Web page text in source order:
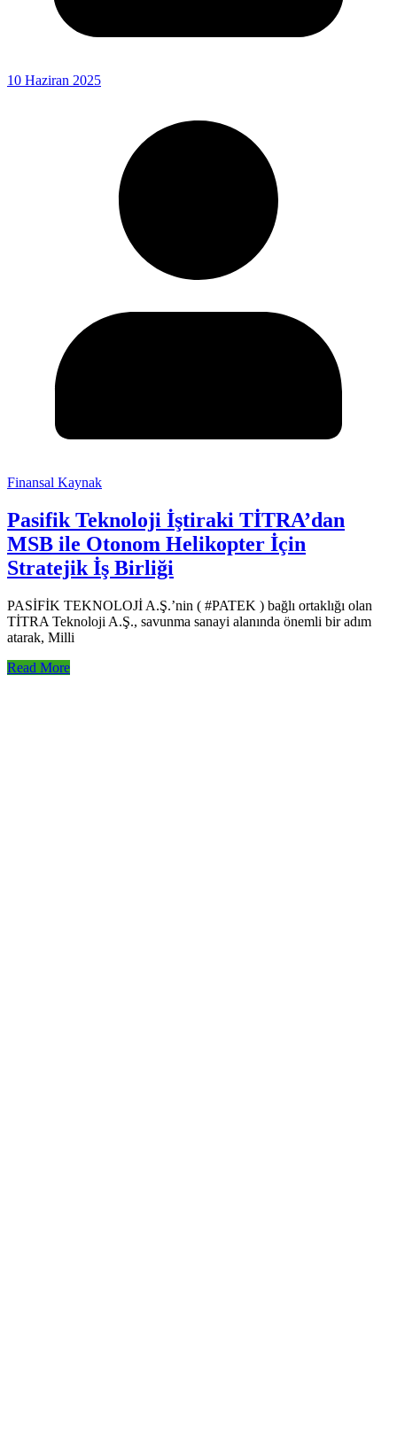
10 Haziran 2025
Finansal Kaynak
Pasifik Teknoloji İştiraki TİTRA’dan
MSB ile Otonom Helikopter İçin
Stratejik İş Birliği
PASİFİK TEKNOLOJİ A.Ş.’nin ( #PATEK ) bağlı ortaklığı olan
TİTRA Teknoloji A.Ş., savunma sanayi alanında önemli bir adım
atarak, Milli
Read More